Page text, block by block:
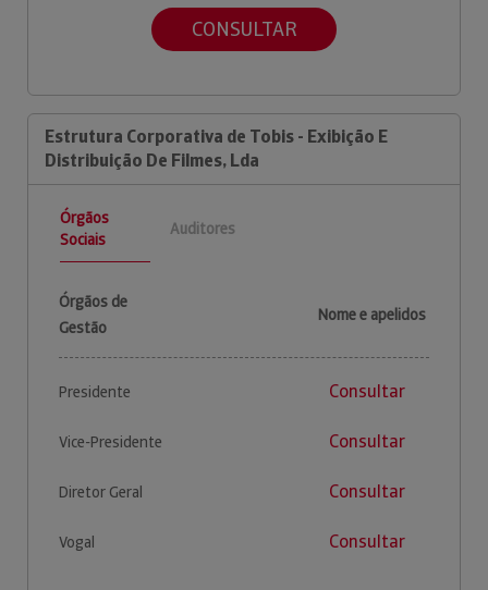
CONSULTAR
Estrutura Corporativa de Tobis - Exibição E
Distribuição De Filmes, Lda
Órgãos
Sociais
Auditores
Órgãos de
Gestão
Nome e apelidos
Presidente Consultar
Vice-Presidente Consultar
Diretor Geral Consultar
Vogal Consultar